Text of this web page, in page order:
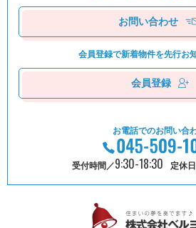
お問い合わせ
会員登録で新着物件を先⾏お
会員登録
お電話でのお問い合
受付時間／9:30-18:30 定休